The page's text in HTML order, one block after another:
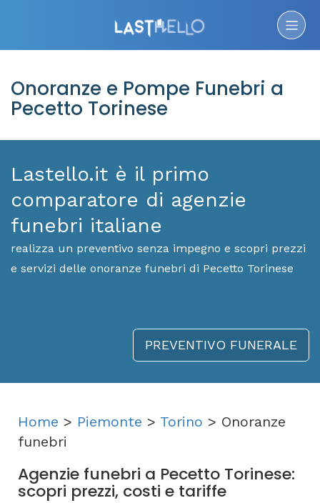
Onoranze e Pompe Funebri a
Pecetto Torinese
Lastello.it è il primo
comparatore di agenzie
funebri italiane
realizza un preventivo senza impegno e scopri prezzi
e servizi delle onoranze funebri di Pecetto Torinese
PREVENTIVO FUNERALE
Home > Piemonte > Torino > Onoranze
funebri
Agenzie funebri a Pecetto Torinese:
scopri prezzi, costi e tariffe